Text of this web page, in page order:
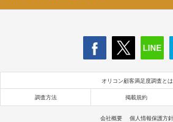
オリコン顧客満足度調査とは
調査方法 掲載規約
会社概要 個人情報保護方針